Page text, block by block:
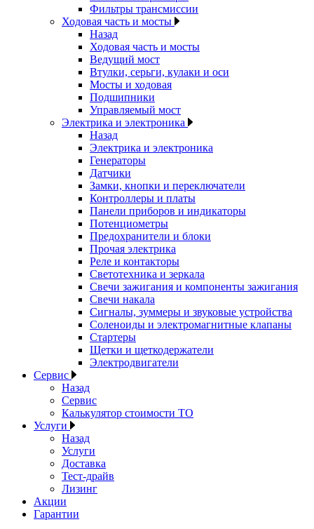
Фильтры трансмиссии
Ходовая часть и мосты
Назад
Ходовая часть и мосты
Ведущий мост
Втулки, серьги, кулаки и оси
Мосты и ходовая
Подшипники
Управляемый мост
Электрика и электроника
Назад
Электрика и электроника
Генераторы
Датчики
Замки, кнопки и переключатели
Контроллеры и платы
Панели приборов и индикаторы
Потенциометры
Предохранители и блоки
Прочая электрика
Реле и контакторы
Светотехника и зеркала
Свечи зажигания и компоненты зажигания
Свечи накала
Сигналы, зуммеры и звуковые устройства
Соленоиды и электромагнитные клапаны
Стартеры
Щетки и щеткодержатели
Электродвигатели
Сервис
Назад
Сервис
Калькулятор стоимости ТО
Услуги
Назад
Услуги
Доставка
Тест-драйв
Лизинг
Акции
Гарантии